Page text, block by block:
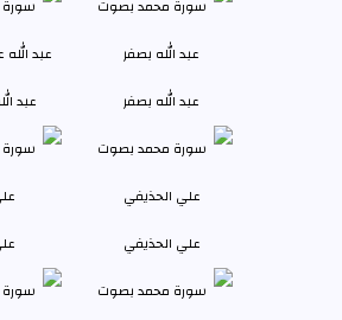
عبد الله بصفر عبد
علي الحذيفي